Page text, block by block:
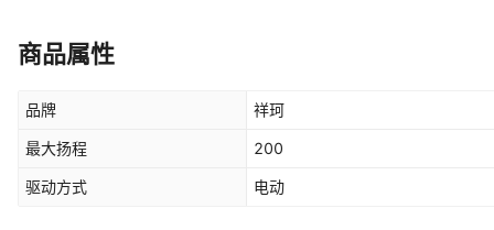
商品属性
品牌 祥珂
最大扬程 200
驱动方式 电动